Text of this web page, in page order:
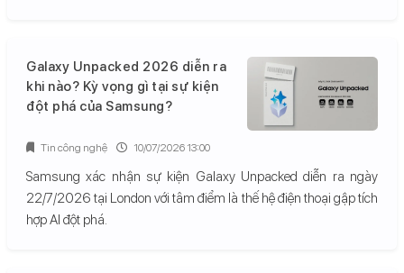
Galaxy Unpacked 2026 diễn ra
khi nào? Kỳ vọng gì tại sự kiện
đột phá của Samsung?
Samsung xác nhận sự kiện Galaxy Unpacked diễn ra ngày
22/7/2026 tại London với tâm điểm là thế hệ điện thoại gập tích
hợp AI đột phá.
Tin công nghệ 10/07/2026 13:00